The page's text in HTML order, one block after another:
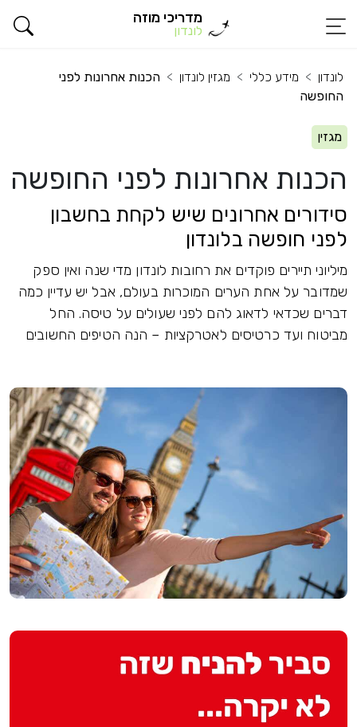
מדריכי מוזה
לונדון
לונדון מידע כללי מגזין לונדון
הכנות אחרונות לפני
החופשה
מגזין
הכנות אחרונות לפני החופשה
סידורים אחרונים שיש לקחת בחשבון
לפני חופשה בלונדון
מיליוני תיירים פוקדים את רחובות לונדון מדי שנה ואין ספק
שמדובר על אחת הערים המוכרות בעולם, אבל יש עדיין כמה
דברים שכדאי לדאוג להם לפני שעולים על טיסה. החל
מביטוח ועד כרטיסים לאטרקציות – הנה הטיפים החשובים